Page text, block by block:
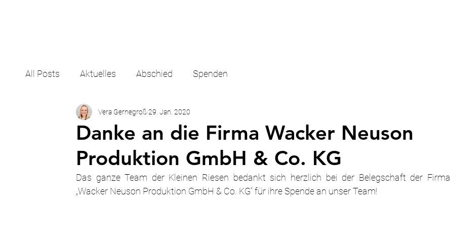
All Posts Aktuelles Abschied Spenden
Danke an die Firma Wacker Neuson
Produktion GmbH & Co. KG
Vera Gernegroß29. Jan. 2020
Das ganze Team der Kleinen Riesen bedankt sich herzlich bei der Belegschaft der Firma
„Wacker Neuson Produktion GmbH & Co. KG“ für ihre Spende an unser Team!